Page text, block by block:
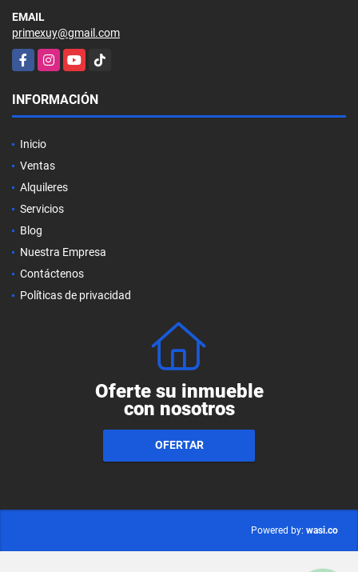
EMAIL
primexuy@gmail.com
FacebookInstagramYouTubeTikTok
INFORMACIÓN
Inicio
Ventas
Alquileres
Servicios
Blog
Nuestra Empresa
Contáctenos
Políticas de privacidad
Oferte su inmueble
con nosotros
OFERTAR
Powered by: wasi.co